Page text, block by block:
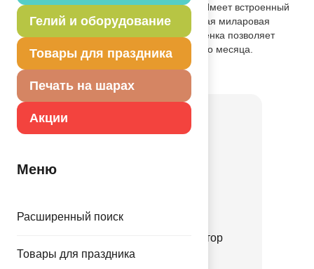
Гелий и оборудование
Товары для праздника
Печать на шарах
Акции
Меню
Расширенный поиск
Товары для праздника
надувании используется только гелий. Имеет встроенный
клапан - что упрощает надувание. Тонкая миларовая
(фольга на полиэтиленовой основе) пленка позволяет
шарам не сдуваться от недели до одного месяца.
Товар из коллекции
Ф М/ФИГУРА Экскаватор
нарисованный